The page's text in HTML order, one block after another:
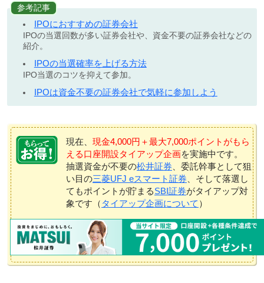
参考記事
IPOにおすすめの証券会社
IPOの当選回数が多い証券会社や、資金不要の証券会社などの
紹介。
IPOの当選確率を上げる方法
IPO当選のコツを抑えて参加。
IPOは資金不要の証券会社で気軽に参加しよう
現在、 現金4,000円＋最大7,000ポイントがもら
える口座開設タイアップ企画を実施中です。
抽選資金が不要の松井証券 、委託幹事として狙
い目の三菱UFJ eスマート証券 、そして落選し
てもポイントが貯まるSBI証券がタイアップ対
象です（ タイアップ企画について ）